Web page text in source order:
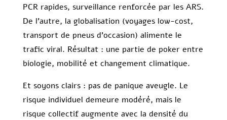
PCR rapides, surveillance renforcée par les ARS.
De l’autre, la globalisation (voyages low-cost,
transport de pneus d’occasion) alimente le
trafic viral. Résultat : une partie de poker entre
biologie, mobilité et changement climatique.
Et soyons clairs : pas de panique aveugle. Le
risque individuel demeure modéré, mais le
risque collectif augmente avec la densité du